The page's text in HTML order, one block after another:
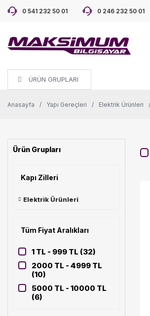
0 541 232 50 01 0 246 232 50 01
ÜRÜN GRUPLARI
Anasayfa Yapı Gereçleri Elektrik Ürünleri
Ürün Grupları
Kapı Zilleri
Elektrik Ürünleri
Tüm Fiyat Aralıkları
1 TL - 999 TL (32)
2000 TL - 4999 TL
(10)
5000 TL - 10000 TL
(6)